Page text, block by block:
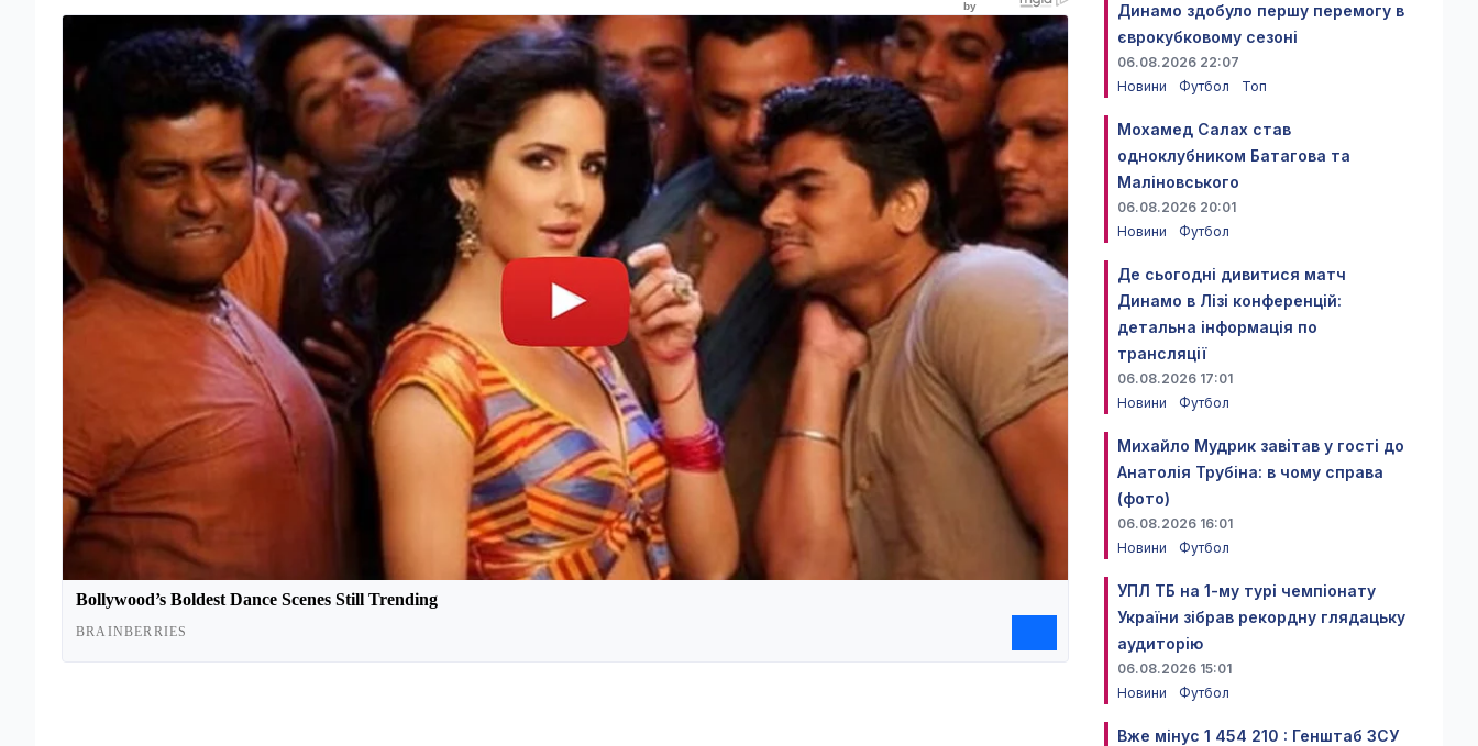
Динамо здобуло першу перемогу в
єврокубковому сезоні
06.08.2026 22:07
Новини
Футбол Топ
Мохамед Салах став
одноклубником Батагова та
Маліновського
06.08.2026 20:01
Новини
Футбол
Де сьогодні дивитися матч
Динамо в Лізі конференцій:
детальна інформація по
трансляції
06.08.2026 17:01
Новини
Футбол
Михайло Мудрик завітав у гості до
Анатолія Трубіна: в чому справа
(фото)
06.08.2026 16:01
Новини
Футбол
УПЛ ТБ на 1-му турі чемпіонату
України зібрав рекордну глядацьку
аудиторію
06.08.2026 15:01
Новини
Футбол
Вже мінус 1 454 210 : Генштаб ЗСУ